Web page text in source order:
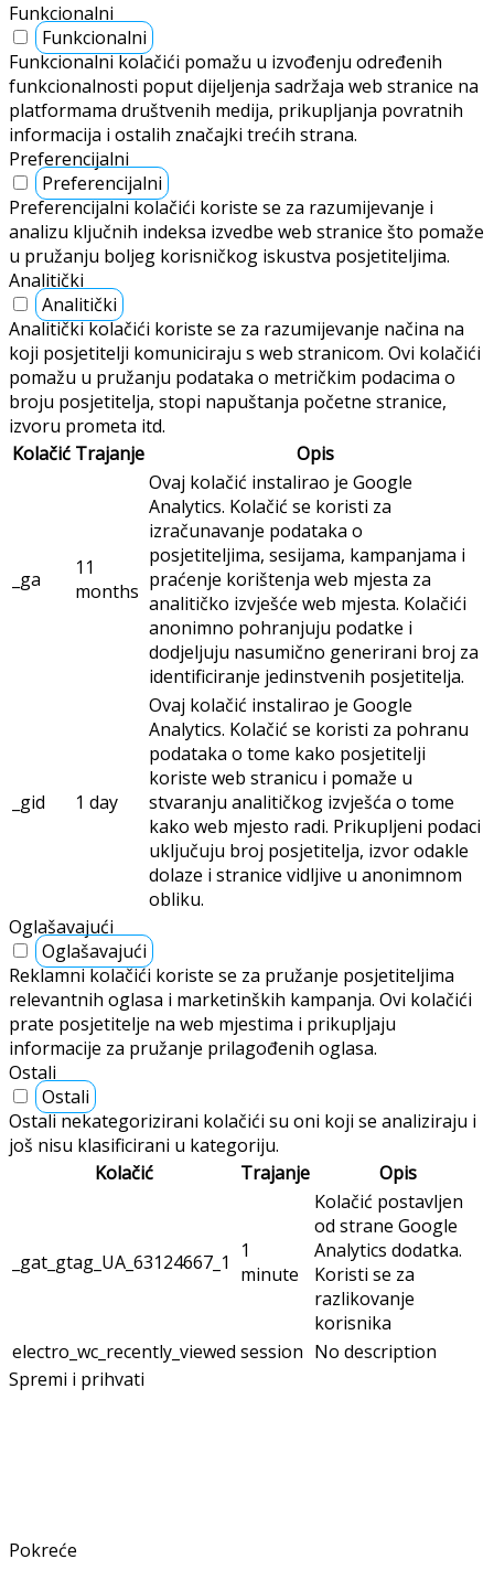
Funkcionalni
Funkcionalni
Funkcionalni kolačići pomažu u izvođenju određenih
funkcionalnosti poput dijeljenja sadržaja web stranice na
platformama društvenih medija, prikupljanja povratnih
informacija i ostalih značajki trećih strana.
Preferencijalni
Preferencijalni
Preferencijalni kolačići koriste se za razumijevanje i
analizu ključnih indeksa izvedbe web stranice što pomaže
u pružanju boljeg korisničkog iskustva posjetiteljima.
Analitički
Analitički
Analitički kolačići koriste se za razumijevanje načina na
koji posjetitelji komuniciraju s web stranicom. Ovi kolačići
pomažu u pružanju podataka o metričkim podacima o
broju posjetitelja, stopi napuštanja početne stranice,
izvoru prometa itd.
Kolačić Trajanje Opis
_ga
11
months
Ovaj kolačić instalirao je Google
Analytics. Kolačić se koristi za
izračunavanje podataka o
posjetiteljima, sesijama, kampanjama i
praćenje korištenja web mjesta za
analitičko izvješće web mjesta. Kolačići
anonimno pohranjuju podatke i
dodjeljuju nasumično generirani broj za
identificiranje jedinstvenih posjetitelja.
_gid 1 day
Ovaj kolačić instalirao je Google
Analytics. Kolačić se koristi za pohranu
podataka o tome kako posjetitelji
koriste web stranicu i pomaže u
stvaranju analitičkog izvješća o tome
kako web mjesto radi. Prikupljeni podaci
uključuju broj posjetitelja, izvor odakle
dolaze i stranice vidljive u anonimnom
obliku.
Oglašavajući
Oglašavajući
Reklamni kolačići koriste se za pružanje posjetiteljima
relevantnih oglasa i marketinških kampanja. Ovi kolačići
prate posjetitelje na web mjestima i prikupljaju
informacije za pružanje prilagođenih oglasa.
Ostali
Ostali
Ostali nekategorizirani kolačići su oni koji se analiziraju i
još nisu klasificirani u kategoriju.
Kolačić
Trajanje Opis
_gat_gtag_UA_63124667_1
1
minute
Kolačić postavljen
od strane Google
Analytics dodatka.
Koristi se za
razlikovanje
korisnika
electro_wc_recently_viewed session No description
Spremi i prihvati
Pokreće